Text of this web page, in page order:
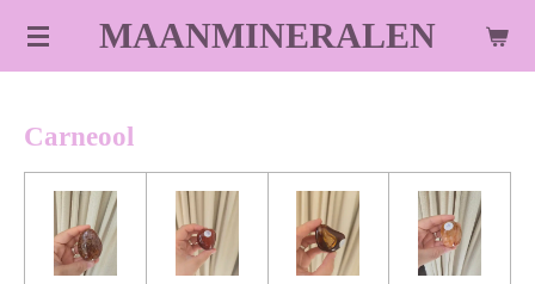
Ga
direct
hoofdinhoud
MAANMINERALEN
Carneool